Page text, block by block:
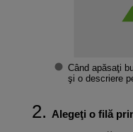
Când apăsaţi
şi o descriere
Alegeţi o filă